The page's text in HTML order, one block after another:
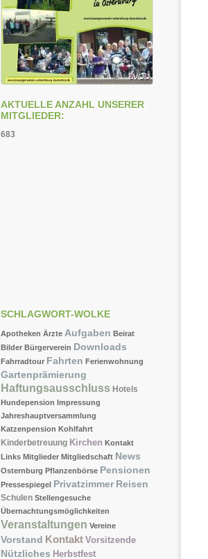
AKTUELLE ANZAHL UNSERER
MITGLIEDER:
683
SCHLAGWORT-WOLKE
Apotheken Ärzte Aufgaben Beirat
Bilder Bürgerverein Downloads
Fahrradtour Fahrten Ferienwohnung
Gartenprämierung
Haftungsausschluss Hotels
Hundepension Impressung
Jahreshauptversammlung
Katzenpension Kohlfahrt
Kinderbetreuung Kirchen Kontakt
Links Mitglieder Mitgliedschaft News
Osternburg Pflanzenbörse Pensionen
Pressespiegel Privatzimmer Reisen
Schulen Stellengesuche
Übernachtungsmöglichkeiten
Veranstaltungen Vereine
Vorstand Kontakt Vorsitzende
Nützliches Herbstfest